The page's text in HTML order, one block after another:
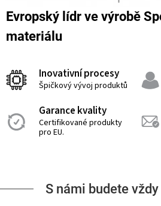
Evropský lídr ve výrobě
materiálu
Inovativní procesy
Špičkový vývoj produktů
Garance kvality
Certifikované produkty
pro EU.
S námi budete